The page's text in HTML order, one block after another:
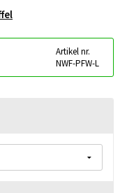
Artikel nr.
NWF-PFW-L